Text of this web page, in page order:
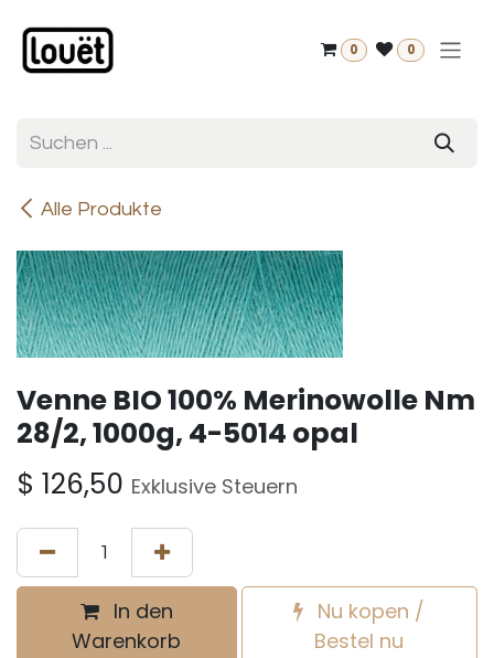
0 0
Alle Produkte
Venne BIO 100% Merinowolle Nm
28/2, 1000g, 4-5014 opal
$ 126,50 Exklusive Steuern
In den
Warenkorb
Nu kopen /
Bestel nu